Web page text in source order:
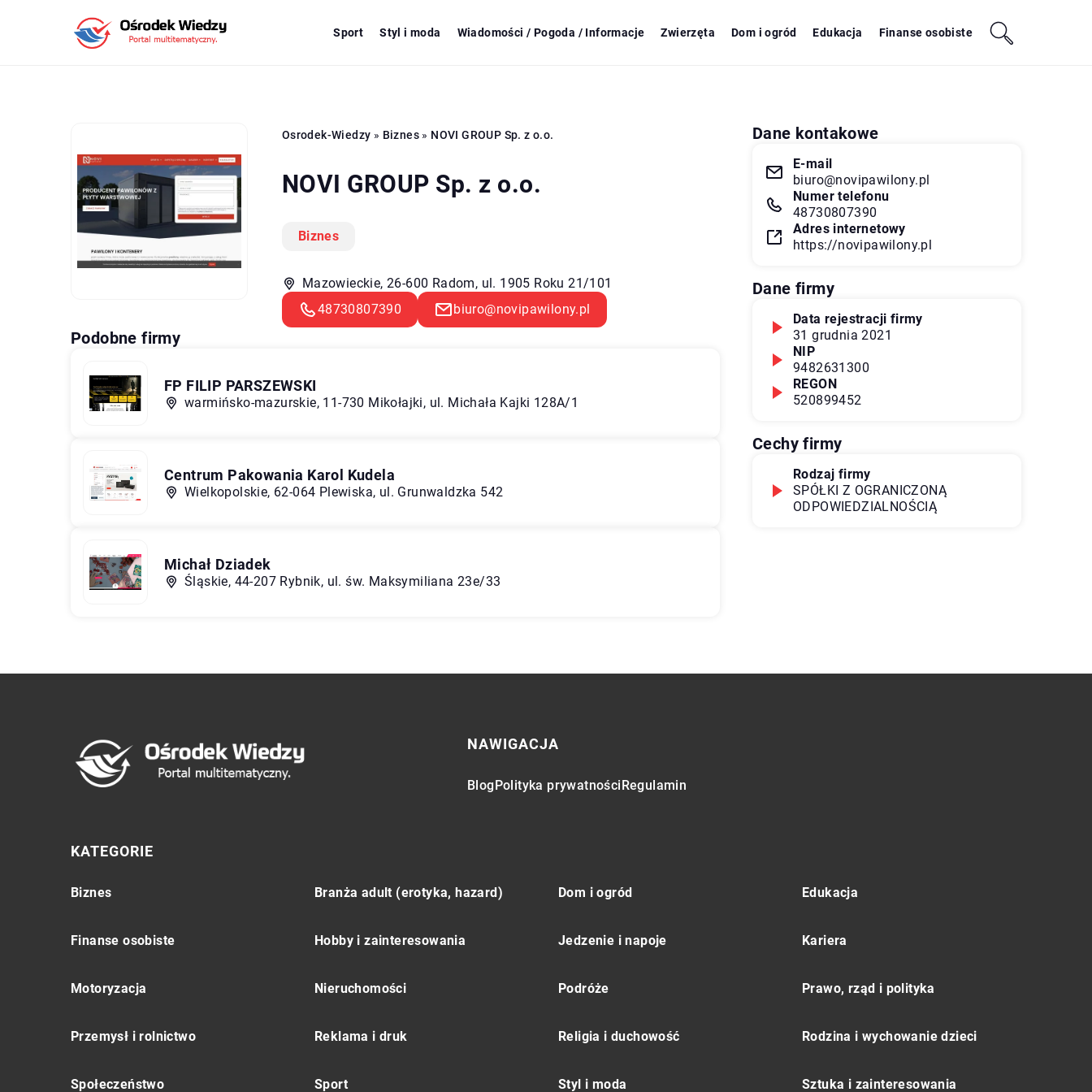
Sport Styl i moda Wiadomości / Pogoda / Informacje Zwierzęta Dom i ogród Edukacja Finanse osobiste
Osrodek-Wiedzy » Biznes» NOVI GROUP Sp. z o.o.
NOVI GROUP Sp. z o.o.
Biznes
Mazowieckie, 26-600 Radom, ul. 1905 Roku 21/101
48730807390
biuro@novipawilony.pl
Podobne firmy
FP FILIP PARSZEWSKI
warmińsko-mazurskie, 11-730 Mikołajki, ul. Michała Kajki 128A/1
Centrum Pakowania Karol Kudela
Wielkopolskie, 62-064 Plewiska, ul. Grunwaldzka 542
Michał Dziadek
Śląskie, 44-207 Rybnik, ul. św. Maksymiliana 23e/33
Dane kontakowe
E-mail
biuro@novipawilony.pl
Numer telefonu
48730807390
Adres internetowy
https://novipawilony.pl
Dane firmy
Data rejestracji firmy
31 grudnia 2021
NIP
9482631300
REGON
520899452
Cechy firmy
Rodzaj firmy
SPÓŁKI Z OGRANICZONĄ
ODPOWIEDZIALNOŚCIĄ
NAWIGACJA
BlogPolityka prywatnościRegulamin
KATEGORIE
Biznes Branża adult (erotyka, hazard) Dom i ogród Edukacja
Finanse osobiste Hobby i zainteresowania Jedzenie i napoje Kariera
Motoryzacja Nieruchomości Podróże Prawo, rząd i polityka
Przemysł i rolnictwo Reklama i druk Religia i duchowość Rodzina i wychowanie dzieci
Społeczeństwo Sport Styl i moda Sztuka i zainteresowania